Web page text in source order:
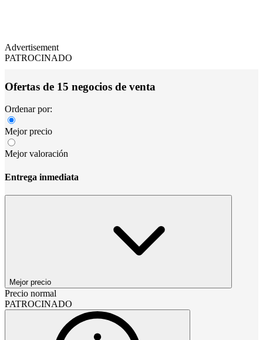
Advertisement
PATROCINADO
Ofertas de 15 negocios de venta
Ordenar por:
Mejor precio
Mejor valoración
Entrega inmediata
Mejor precio
Precio normal
PATROCINADO